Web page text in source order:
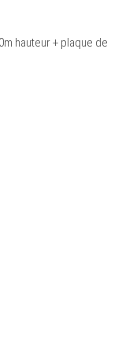
hauteur + plaque de